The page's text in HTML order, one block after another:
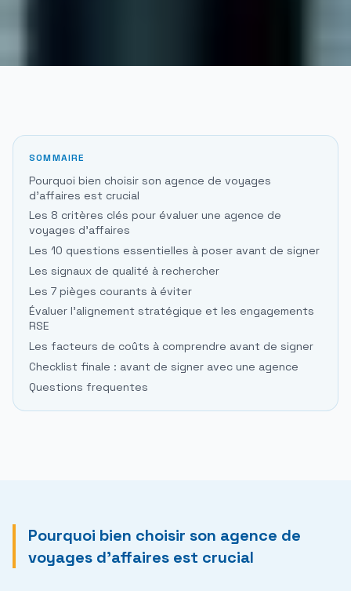
SOMMAIRE
Pourquoi bien choisir son agence de voyages
d'affaires est crucial
Les 8 critères clés pour évaluer une agence de
voyages d'affaires
Les 10 questions essentielles à poser avant de signer
Les signaux de qualité à rechercher
Les 7 pièges courants à éviter
Évaluer l'alignement stratégique et les engagements
RSE
Les facteurs de coûts à comprendre avant de signer
Checklist finale : avant de signer avec une agence
Questions frequentes
Pourquoi bien choisir son agence de
voyages d'affaires est crucial